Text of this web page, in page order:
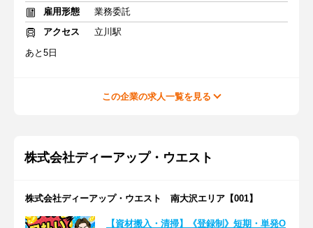
雇用形態
業務委託
アクセス
立川駅
あと5日
この企業の求人一覧を見る
株式会社ディーアップ・ウエスト
株式会社ディーアップ・ウエスト 南大沢エリア【001】
【資材搬入・清掃】《登録制》短期・単発O